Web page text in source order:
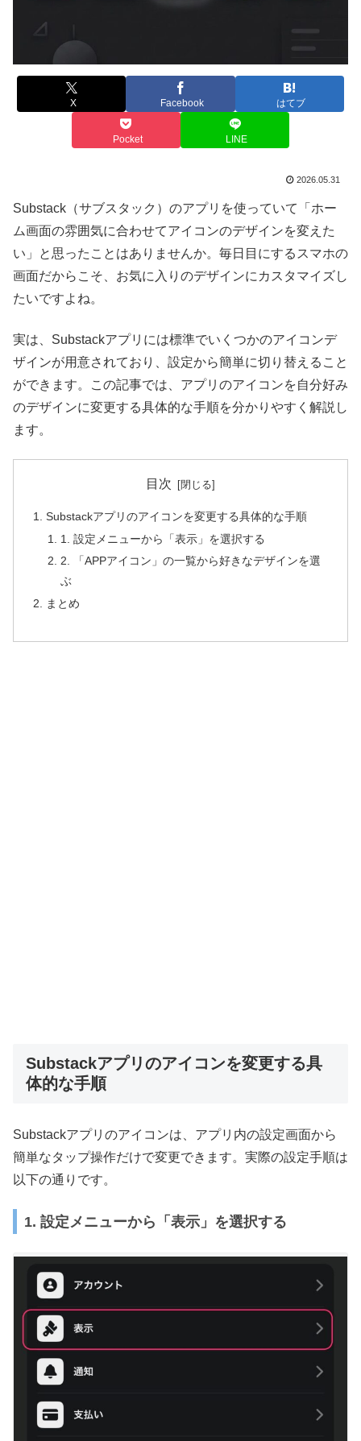
X Facebook はてブ
Pocket LINE
2026.05.31
Substack（サブスタック）のアプリを使っていて「ホー
ム画面の雰囲気に合わせてアイコンのデザインを変えた
い」と思ったことはありませんか。毎日目にするスマホの
画面だからこそ、お気に入りのデザインにカスタマイズし
たいですよね。
実は、Substackアプリには標準でいくつかのアイコンデ
ザインが用意されており、設定から簡単に切り替えること
ができます。この記事では、アプリのアイコンを自分好み
のデザインに変更する具体的な手順を分かりやすく解説し
ます。
目次
Substackアプリのアイコンを変更する具体的な手順
1. 設定メニューから「表示」を選択する
2. 「APPアイコン」の一覧から好きなデザインを選
ぶ
まとめ
Substackアプリのアイコンを変更する具
体的な手順
Substackアプリのアイコンは、アプリ内の設定画面から
簡単なタップ操作だけで変更できます。実際の設定手順は
以下の通りです。
1. 設定メニューから「表示」を選択する